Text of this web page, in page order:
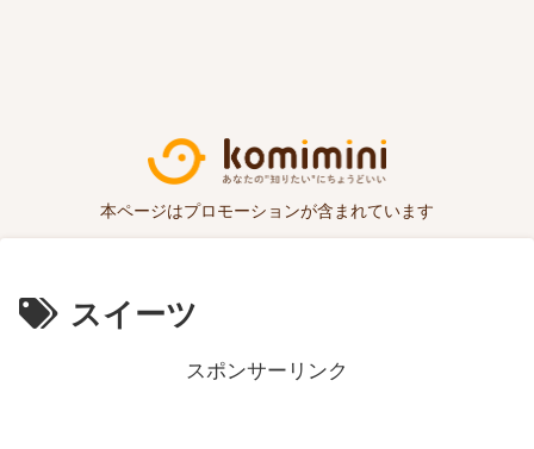
本ページはプロモーションが含まれています
スイーツ
スポンサーリンク